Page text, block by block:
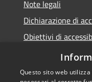
Note legali
Dichiarazione di
Obiettivi di
Storico
Questo sito web